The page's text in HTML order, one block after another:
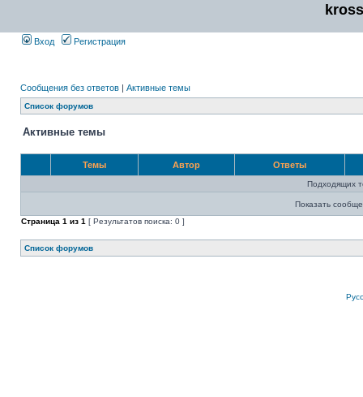
Вход Регистрация
Сообщения без ответов | Активные темы
Список форумов
Активные темы
Темы Автор Ответы
Подходящих
Показать
Страница 1 из 1 [ Результатов поиска: 0 ]
Список форумов